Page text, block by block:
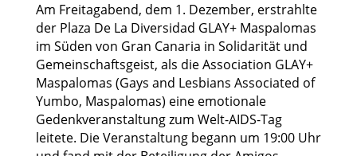
Am Freitagabend, dem 1. Dezember, erstrahlte
der Plaza De La Diversidad GLAY+ Maspalomas
im Süden von Gran Canaria in Solidarität und
Gemeinschaftsgeist, als die Association GLAY+
Maspalomas (Gays and Lesbians Associated of
Yumbo, Maspalomas) eine emotionale
Gedenkveranstaltung zum Welt-AIDS-Tag
leitete. Die Veranstaltung begann um 19:00 Uhr